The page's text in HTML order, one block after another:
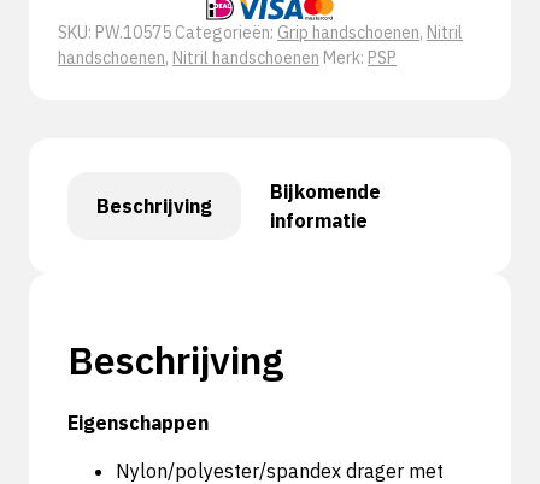
SKU: PW.10575 Categorieën: Grip handschoenen, Nitril
handschoenen, Nitril handschoenen Merk: PSP
Beschrijving
Bijkomende
informatie
Beschrijving
Eigenschappen
Nylon/polyester/spandex drager met